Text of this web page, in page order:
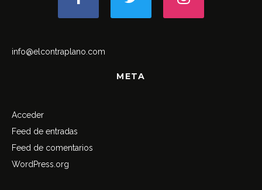
info@elcontraplano.com
META
Acceder
Feed de entradas
Feed de comentarios
WordPress.org